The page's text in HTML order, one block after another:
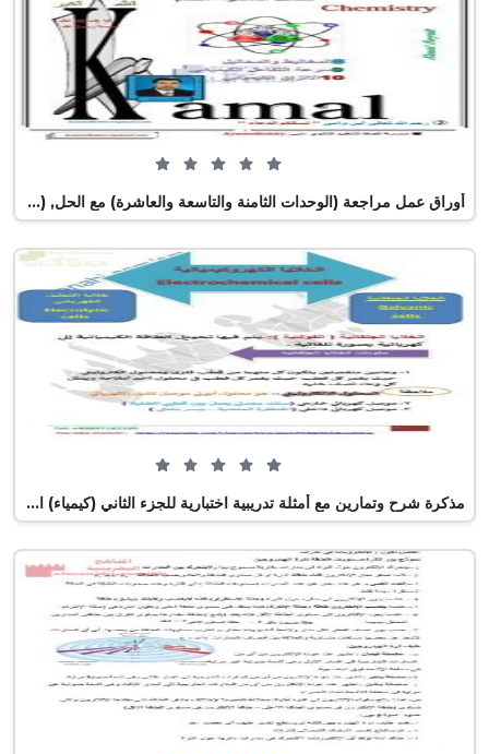
0 من 5 (0 تصويت)
أوراق عمل مراجعة (الوحدات الثامنة والتاسعة والعاشرة) مع الحل, (كيمياء) العاشر المتقدم
0 من 5 (0 تصويت)
مذكرة شرح وتمارين مع أمثلة تدريبية اختبارية للجزء الثاني (كيمياء) الثاني عشر